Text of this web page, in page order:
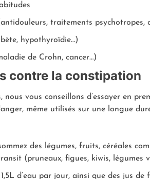
traitements psychotropes,
hypothyroïdie…)
de Crohn, cancer…)
contre la constipation
nous vous conseillons d’essayer en
même utilisés sur une longue
des légumes, fruits, céréales
(pruneaux, figues, kiwis, légumes
d’eau par jour, ainsi que des jus